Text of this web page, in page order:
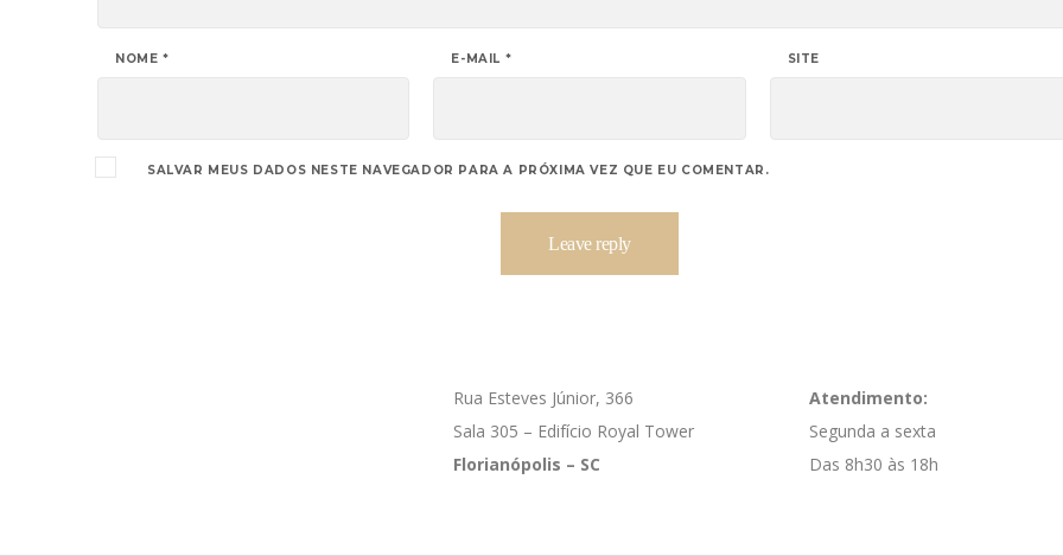
NOME * E-MAIL * SITE
SALVAR MEUS DADOS NESTE NAVEGADOR PARA A PRÓXIMA VEZ QUE EU COMENTAR.
Rua Esteves Júnior, 366
Sala 305 – Edifício Royal Tower
Florianópolis – SC
Atendimento:
Segunda a sexta
Das 8h30 às 18h